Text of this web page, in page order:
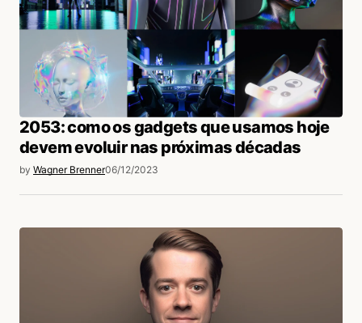
2053: como os gadgets que usamos hoje
devem evoluir nas próximas décadas
by Wagner Brenner06/12/2023